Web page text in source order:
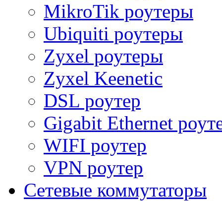
MikroTik роутеры
Ubiquiti роутеры
Zyxel роутеры
Zyxel Keenetic
DSL роутер
Gigabit Ethernet
WIFI роутер
VPN роутер
Сетевые коммутаторы